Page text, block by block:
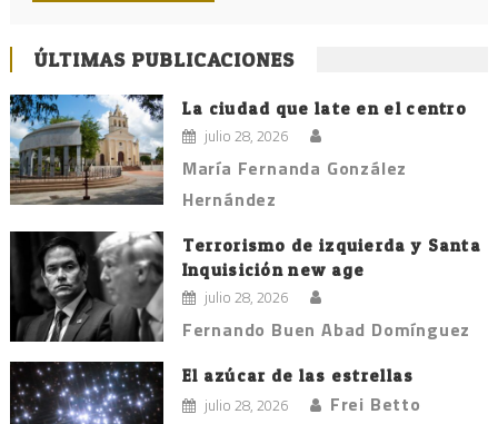
ÚLTIMAS PUBLICACIONES
La ciudad que late en el centro
julio 28, 2026
María Fernanda González
Hernández
Terrorismo de izquierda y Santa
Inquisición new age
julio 28, 2026
Fernando Buen Abad Domínguez
El azúcar de las estrellas
julio 28, 2026 Frei Betto